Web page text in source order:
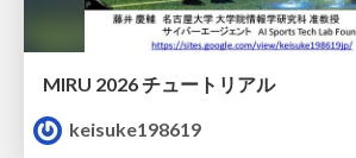
MIRU 2026 チュートリアル
keisuke198619